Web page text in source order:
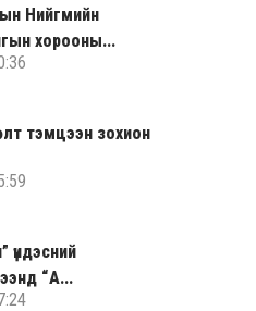
Нийгмийн
хорооны...
тэмцээн зохион
үндэсний
“А...